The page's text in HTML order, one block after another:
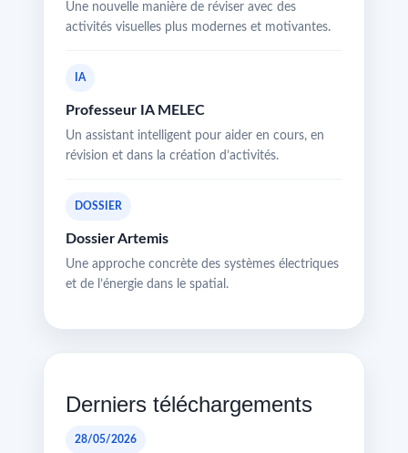
Une nouvelle manière de réviser avec des
activités visuelles plus modernes et motivantes.
IA
Professeur IA MELEC
Un assistant intelligent pour aider en cours, en
révision et dans la création d’activités.
DOSSIER
Dossier Artemis
Une approche concrète des systèmes électriques
et de l’énergie dans le spatial.
Derniers téléchargements
28/05/2026